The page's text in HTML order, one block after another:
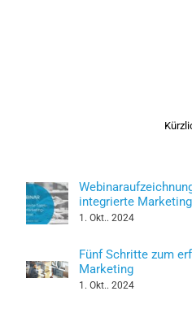
integrierte
1. Okt.. 2024
Fünf Schritte zum
Marketing
1. Okt.. 2024